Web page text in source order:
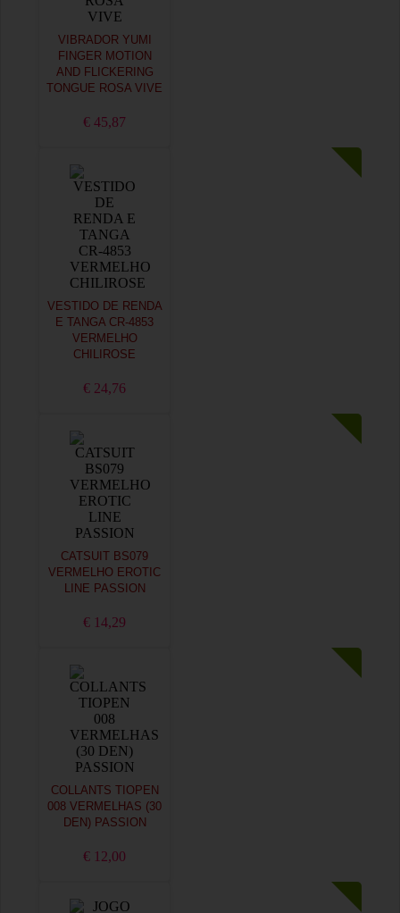
VIBRADOR YUMI
FINGER MOTION
AND FLICKERING
TONGUE ROSA VIVE
€ 45,87
VESTIDO DE RENDA
E TANGA CR-4853
VERMELHO
CHILIROSE
€ 24,76
CATSUIT BS079
VERMELHO EROTIC
LINE PASSION
€ 14,29
COLLANTS TIOPEN
008 VERMELHAS (30
DEN) PASSION
€ 12,00